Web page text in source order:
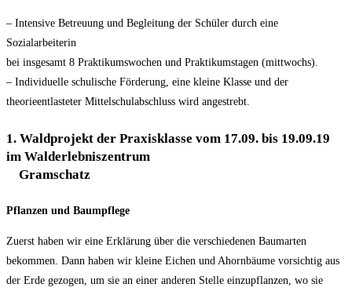
– Intensive Betreuung und Begleitung der Schüler durch eine
Sozialarbeiterin
bei insgesamt 8 Praktikumswochen und Praktikumstagen (mittwochs).
– Individuelle schulische Förderung, eine kleine Klasse und der
theorieentlasteter Mittelschulabschluss wird angestrebt.
1. Waldprojekt der Praxisklasse vom 17.09. bis 19.09.19
im Walderlebniszentrum
Gramschatz
Pflanzen und Baumpflege
Zuerst haben wir eine Erklärung über die verschiedenen Baumarten
bekommen. Dann haben wir kleine Eichen und Ahornbäume vorsichtig aus
der Erde gezogen, um sie an einer anderen Stelle einzupflanzen, wo sie